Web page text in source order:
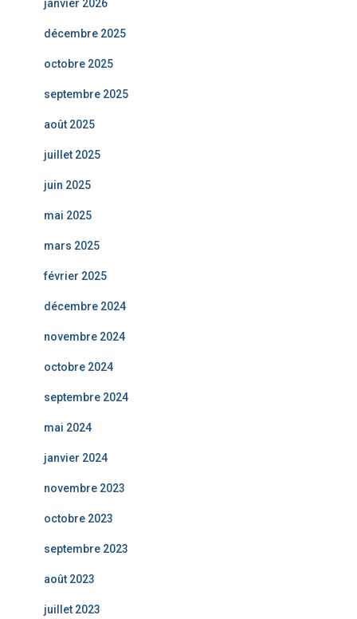
janvier 2026
décembre 2025
octobre 2025
septembre 2025
août 2025
juillet 2025
juin 2025
mai 2025
mars 2025
février 2025
décembre 2024
novembre 2024
octobre 2024
septembre 2024
mai 2024
janvier 2024
novembre 2023
octobre 2023
septembre 2023
août 2023
juillet 2023